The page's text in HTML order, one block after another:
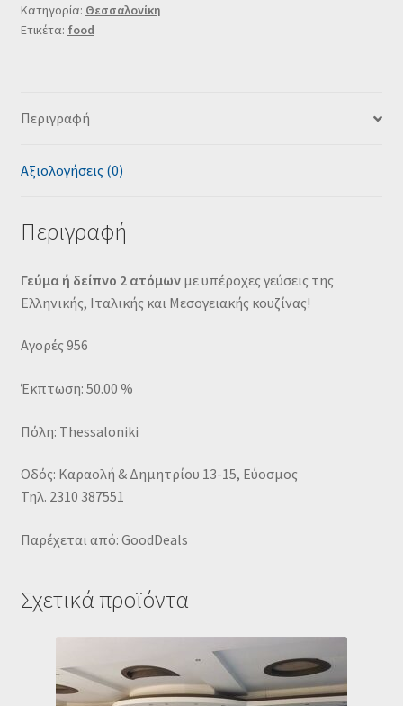
Κατηγορία: Θεσσαλονίκη
Ετικέτα: food
Περιγραφή
Αξιολογήσεις (0)
Περιγραφή
Γεύμα ή δείπνο 2 ατόμωνμε υπέροχες γεύσεις της
Ελληνικής, Ιταλικής και Μεσογειακής κουζίνας!
Αγορές 956
Έκπτωση: 50.00 %
Πόλη: Thessaloniki
Οδός: Καραολή & Δημητρίου 13-15, Εύοσμος
Τηλ. 2310 387551
Παρέχεται από: GoodDeals
Σχετικά προϊόντα